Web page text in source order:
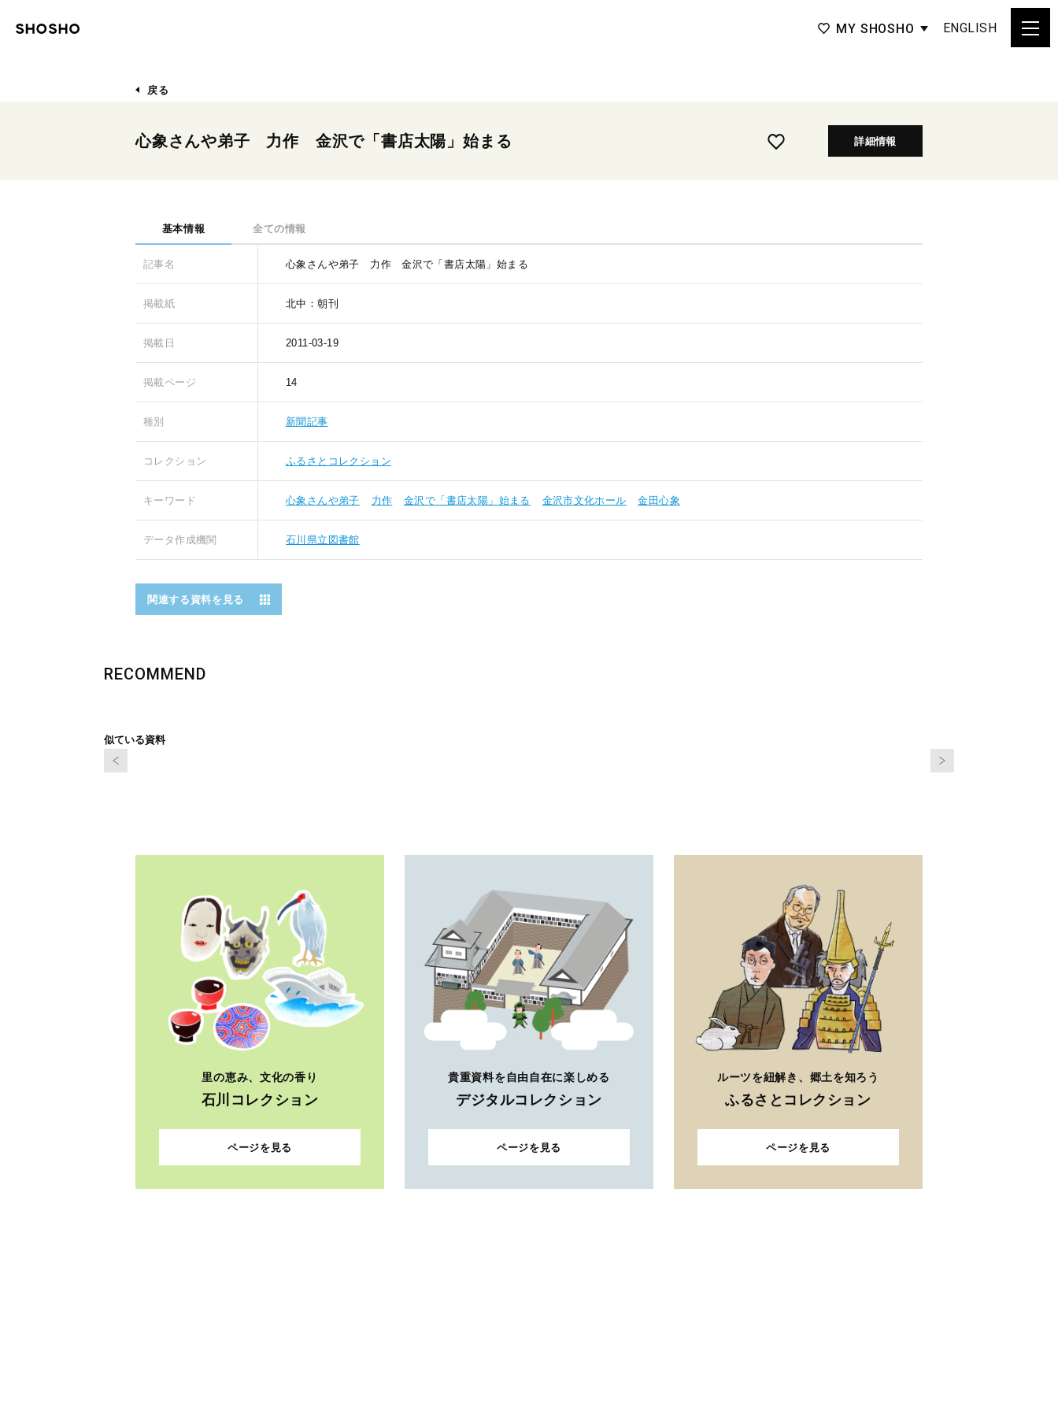
MY SHOSHO ENGLISH
戻る
心象さんや弟子 力作 金沢で「書店太陽」始まる 詳細情報
基本情報 全ての情報
記事名 心象さんや弟子 力作 金沢で「書店太陽」始まる
掲載紙 北中：朝刊
掲載日 2011-03-19
掲載ページ 14
種別 新聞記事
コレクション ふるさとコレクション
キーワード 心象さんや弟子 力作 金沢で「書店太陽」始まる 金沢市文化ホール 金田心象
データ作成機関 石川県立図書館
関連する資料を見る
RECOMMEND
似ている資料
里の恵み、文化の香り
石川コレクション
ページを見る
貴重資料を自由自在に楽しめる
デジタルコレクション
ページを見る
ルーツを紐解き、郷土を知ろう
ふるさとコレクション
ページを見る